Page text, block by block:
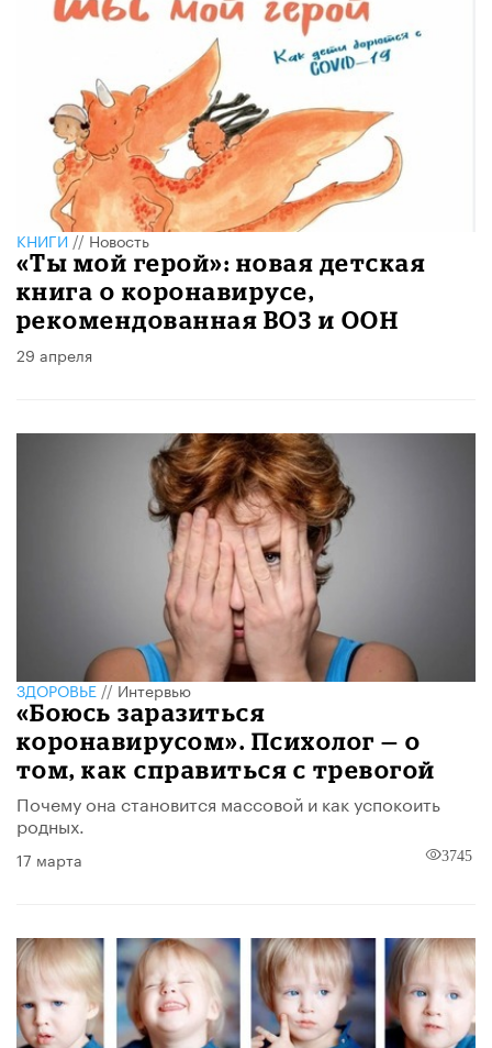
КНИГИ//Новость
«Ты мой герой»: новая детская
книга о коронавирусе,
рекомендованная ВОЗ и ООН
29 апреля
ЗДОРОВЬЕ//Интервью
«Боюсь заразиться
коронавирусом». Психолог — о
том, как справиться с тревогой
Почему она становится массовой и как успокоить
родных.
17 марта 3745